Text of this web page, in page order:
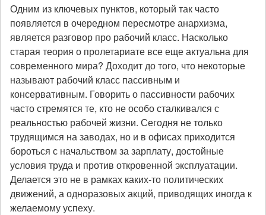
Одним из ключевых пунктов, который так часто
появляется в очередном пересмотре анархизма,
является разговор про рабочий класс. Насколько
старая теория о пролетариате все еще актуальна для
современного мира? Доходит до того, что некоторые
называют рабочий класс пассивным и
консервативным. Говорить о пассивности рабочих
часто стремятся те, кто не особо сталкивался с
реальностью рабочей жизни. Сегодня не только
трудящимся на заводах, но и в офисах приходится
бороться с начальством за зарплату, достойные
условия труда и против откровенной эксплуатации.
Делается это не в рамках каких-то политических
движений, а одноразовых акций, приводящих иногда к
желаемому успеху.